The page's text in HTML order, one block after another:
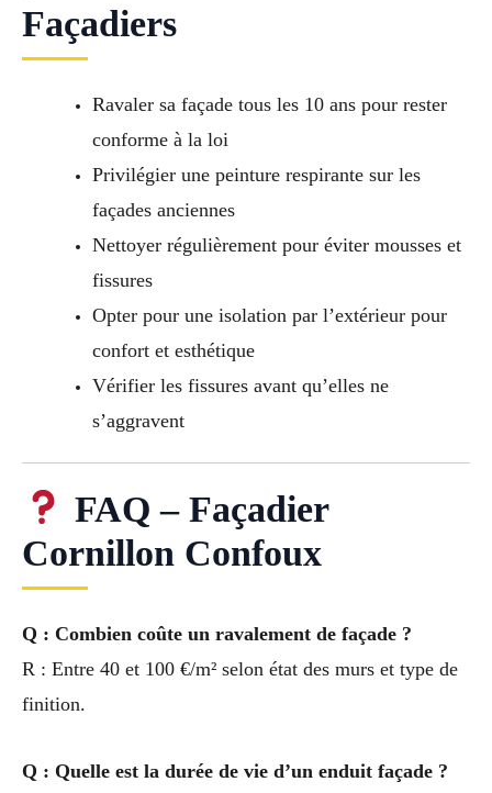
Façadiers
Ravaler sa façade tous les 10 ans pour rester
conforme à la loi
Privilégier une peinture respirante sur les
façades anciennes
Nettoyer régulièrement pour éviter mousses et
fissures
Opter pour une isolation par l’extérieur pour
confort et esthétique
Vérifier les fissures avant qu’elles ne
s’aggravent
FAQ – Façadier
Cornillon Confoux
Q : Combien coûte un ravalement de façade ?
R : Entre 40 et 100 €/m² selon état des murs et type de
finition.
Q : Quelle est la durée de vie d’un enduit façade ?